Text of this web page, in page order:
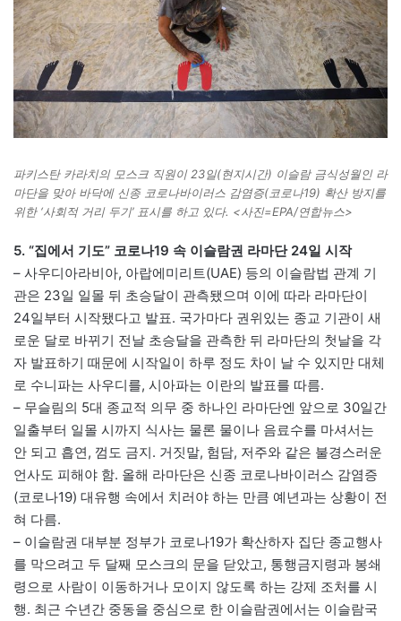
파키스탄 카라치의 모스크 직원이 23일(현지시간) 이슬람 금식성월인 라
마단을 맞아 바닥에 신종 코로나바이러스 감염증(코로나19) 확산 방지를
위한 ‘사회적 거리 두기’ 표시를 하고 있다. <사진=EPA/연합뉴스>
5. “집에서 기도” 코로나19 속 이슬람권 라마단 24일 시작
– 사우디아라비아, 아랍에미리트(UAE) 등의 이슬람법 관계 기
관은 23일 일몰 뒤 초승달이 관측됐으며 이에 따라 라마단이
24일부터 시작됐다고 발표. 국가마다 권위있는 종교 기관이 새
로운 달로 바뀌기 전날 초승달을 관측한 뒤 라마단의 첫날을 각
자 발표하기 때문에 시작일이 하루 정도 차이 날 수 있지만 대체
로 수니파는 사우디를, 시아파는 이란의 발표를 따름.
– 무슬림의 5대 종교적 의무 중 하나인 라마단엔 앞으로 30일간
일출부터 일몰 시까지 식사는 물론 물이나 음료수를 마셔서는
안 되고 흡연, 껌도 금지. 거짓말, 험담, 저주와 같은 불경스러운
언사도 피해야 함. 올해 라마단은 신종 코로나바이러스 감염증
(코로나19) 대유행 속에서 치러야 하는 만큼 예년과는 상황이 전
혀 다름.
– 이슬람권 대부분 정부가 코로나19가 확산하자 집단 종교행사
를 막으려고 두 달째 모스크의 문을 닫았고, 통행금지령과 봉쇄
령으로 사람이 이동하거나 모이지 않도록 하는 강제 조처를 시
행. 최근 수년간 중동을 중심으로 한 이슬람권에서는 이슬람국